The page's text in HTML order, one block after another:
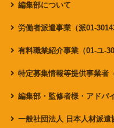
編集部について
労働者派遣事業（派01-
有料職業紹介事業（01-ユ-
特定募集情報等提供事業者
編集部・監修者様・アドバ
一般社団法人 日本人材派遣